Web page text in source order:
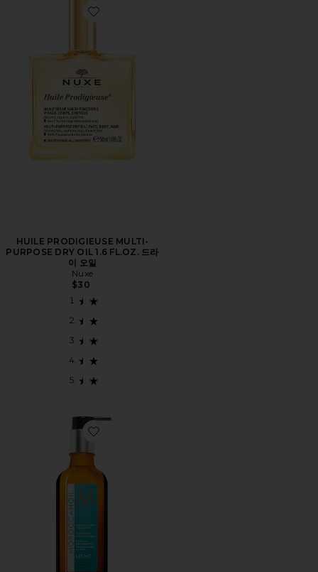
Favorite HUILE PRODIGIEUSE MULTI-PURPOSE DRY
HUILE PRODIGIEUSE MULTI-
PURPOSE DRY OIL 1.6 FL.OZ. 드라
이 오일
Nuxe
$30
Favorite MOROCCANOIL TREATMENT 헤어 오일